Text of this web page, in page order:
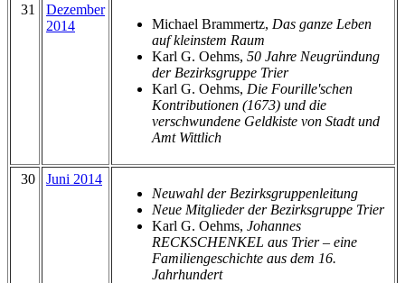
31
Dezember
2014
Michael Brammertz, Das ganze Leben
auf kleinstem Raum
Karl G. Oehms, 50 Jahre Neugründung
der Bezirksgruppe Trier
Karl G. Oehms, Die Fourille'schen
Kontributionen (1673) und die
verschwundene Geldkiste von Stadt und
Amt Wittlich
30
Juni 2014
Neuwahl der Bezirksgruppenleitung
Neue Mitglieder der Bezirksgruppe Trier
Karl G. Oehms, Johannes
RECKSCHENKEL aus Trier – eine
Familiengeschichte aus dem 16.
Jahrhundert